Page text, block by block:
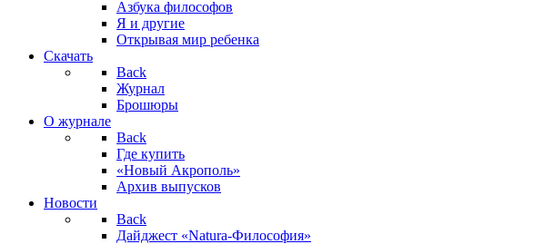
Азбука философов
Я и другие
Открывая мир ребенка
Скачать
Back
Журнал
Брошюры
О журнале
Back
Где купить
«Новый Акрополь»
Архив выпусков
Новости
Back
Дайджест «Natura-Философия»